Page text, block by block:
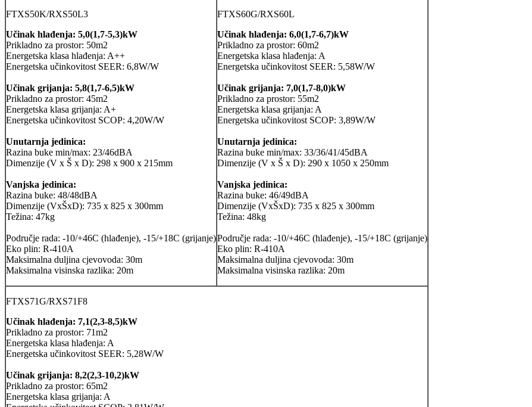
FTXS50K/RXS50L3
Učinak hlađenja: 5,0(1,7-5,3)kW
Prikladno za prostor: 50m2
Energetska klasa hlađenja: A++
Energetska učinkovitost SEER: 6,8W/W
Učinak grijanja: 5,8(1,7-6,5)kW
Prikladno za prostor: 45m2
Energetska klasa grijanja: A+
Energetska učinkovitost SCOP: 4,20W/W
Unutarnja jedinica:
Razina buke min/max: 23/46dBA
Dimenzije (V x Š x D): 298 x 900 x 215mm
Vanjska jedinica:
Razina buke: 48/48dBA
Dimenzije (VxŠxD): 735 x 825 x 300mm
Težina: 47kg
Područje rada: -10/+46C (hlađenje), -15/+18C (grijanje)
Eko plin: R-410A
Maksimalna duljina cjevovoda: 30m
Maksimalna visinska razlika: 20m
FTXS60G/RXS60L
Učinak hlađenja: 6,0(1,7-6,7)kW
Prikladno za prostor: 60m2
Energetska klasa hlađenja: A
Energetska učinkovitost SEER: 5,58W/W
Učinak grijanja: 7,0(1,7-8,0)kW
Prikladno za prostor: 55m2
Energetska klasa grijanja: A
Energetska učinkovitost SCOP: 3,89W/W
Unutarnja jedinica:
Razina buke min/max: 33/36/41/45dBA
Dimenzije (V x Š x D): 290 x 1050 x 250mm
Vanjska jedinica:
Razina buke: 46/49dBA
Dimenzije (VxŠxD): 735 x 825 x 300mm
Težina: 48kg
Područje rada: -10/+46C (hlađenje), -15/+18C (grijanje)
Eko plin: R-410A
Maksimalna duljina cjevovoda: 30m
Maksimalna visinska razlika: 20m
FTXS71G/RXS71F8
Učinak hlađenja: 7,1(2,3-8,5)kW
Prikladno za prostor: 71m2
Energetska klasa hlađenja: A
Energetska učinkovitost SEER: 5,28W/W
Učinak grijanja: 8,2(2,3-10,2)kW
Prikladno za prostor: 65m2
Energetska klasa grijanja: A